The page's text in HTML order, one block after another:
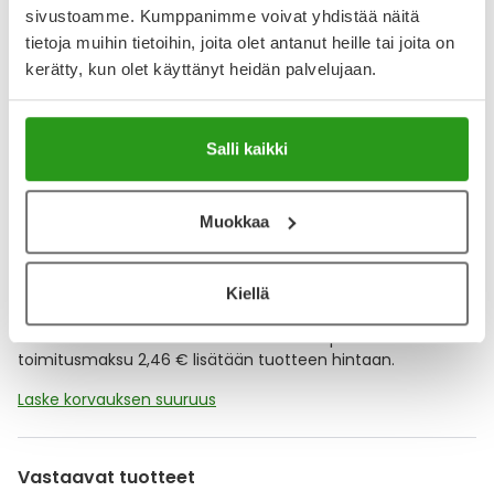
sivustoamme. Kumppanimme voivat yhdistää näitä
tietoja muihin tietoihin, joita olet antanut heille tai joita on
kerätty, kun olet käyttänyt heidän palvelujaan.
Salli kaikki
Muokkaa
Kiellä
YA-muistuttaja
tuotteet ajoissa, eivätkä ne lopu kesken.
Lue lisää muistuttajasta
Kela-korvattavuus ja reseptin toimitusmaksu
Tämä tuote ei ole Kela-korvattava. Reseptin
toimitusmaksu 2,46 € lisätään tuotteen hintaan.
Laske korvauksen suuruus
Vastaavat tuotteet